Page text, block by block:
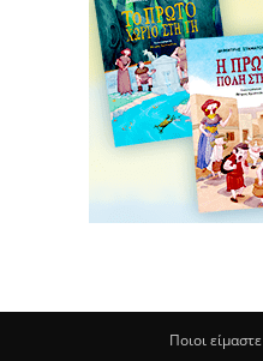
Ποιοι είμαστε